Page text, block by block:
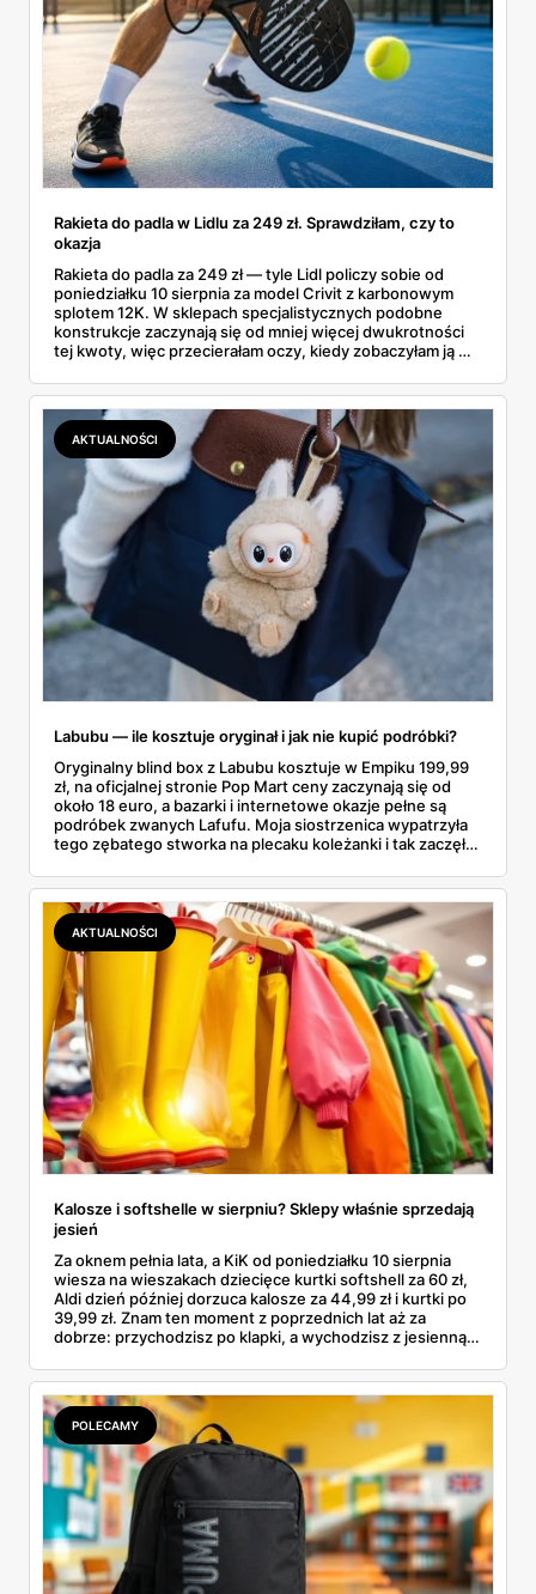
Rakieta do padla w Lidlu za 249 zł. Sprawdziłam, czy to
okazja
Rakieta do padla za 249 zł — tyle Lidl policzy sobie od
poniedziałku 10 sierpnia za model Crivit z karbonowym
splotem 12K. W sklepach specjalistycznych podobne
konstrukcje zaczynają się od mniej więcej dwukrotności
tej kwoty, więc przecierałam oczy, kiedy zobaczyłam ją w
najszybciej rosnący sport w Polsce: kortów przybywa
lawinowo, a chętnych jeszcze szybciej. Sprawdziłam, co
dokładnie dostajemy za te pieniądze i komu taka rakieta
faktycznie wystarczy.
AKTUALNOŚCI
Labubu — ile kosztuje oryginał i jak nie kupić podróbki?
Oryginalny blind box z Labubu kosztuje w Empiku 199,99
zł, na oficjalnej stronie Pop Mart ceny zaczynają się od
około 18 euro, a bazarki i internetowe okazje pełne są
podróbek zwanych Lafufu. Moja siostrzenica wypatrzyła
tego zębatego stworka na plecaku koleżanki i tak zaczęło
kosztuje i po czym poznać, że sprzedawca nie wciska nam
podróbki. Spisałam wszystko, czego się dowiedziałam —
łącznie z jedną wpadką, o której za chwilę.
AKTUALNOŚCI
Kalosze i softshelle w sierpniu? Sklepy właśnie sprzedają
jesień
Za oknem pełnia lata, a KiK od poniedziałku 10 sierpnia
wiesza na wieszakach dziecięce kurtki softshell za 60 zł,
Aldi dzień później dorzuca kalosze za 44,99 zł i kurtki po
39,99 zł. Znam ten moment z poprzednich lat aż za
dobrze: przychodzisz po klapki, a wychodzisz z jesienną
pojawi się w gazetkach w przyszłym tygodniu i czy jest
sens kupować jesień, zanim skończą się wakacje.
POLECAMY